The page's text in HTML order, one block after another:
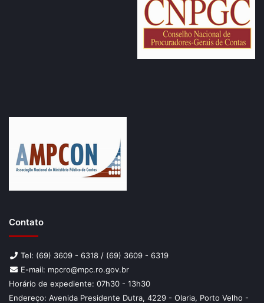
Contato
Tel: (69) 3609 - 6318 / (69) 3609 - 6319
E-mail: mpcro@mpc.ro.gov.br
Horário de expediente: 07h30 - 13h30
Endereço: Avenida Presidente Dutra, 4229 - Olaria, Porto Velho -